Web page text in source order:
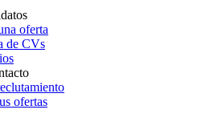
oferta
de CVs
ofertas